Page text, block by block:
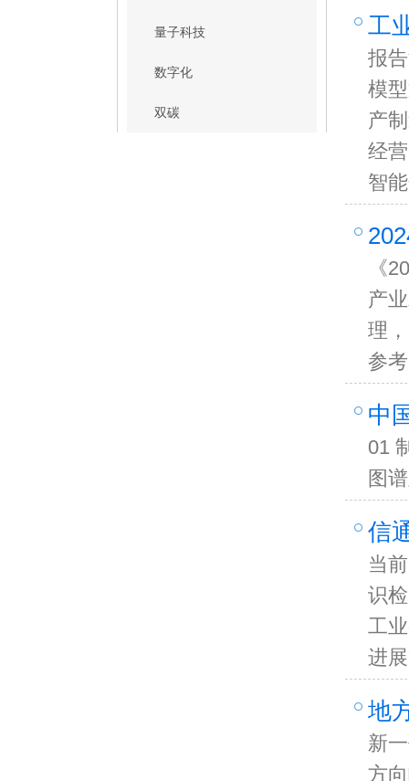
量子科技
数字化
双碳
工
报
模
产
经
智
《
产
理
参
中
01
图
信
当
识
工
进
地
新
方